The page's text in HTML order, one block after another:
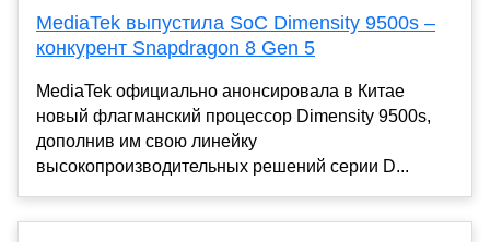
MediaTek выпустила SoC Dimensity 9500s –
конкурент Snapdragon 8 Gen 5
MediaTek официально анонсировала в Китае
новый флагманский процессор Dimensity 9500s,
дополнив им свою линейку
высокопроизводительных решений серии D...